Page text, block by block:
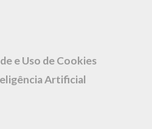
e Uso de Cookies
Artificial